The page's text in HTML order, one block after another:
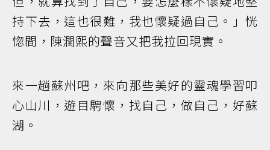
持下去，這也很難，我也懷疑過自己。」恍
惚間，陳潤熙的聲音又把我拉回現實。
來一趟蘇州吧，來向那些美好的靈魂學習叩
心山川，遊目騁懷，找自己，做自己，好蘇
湖。